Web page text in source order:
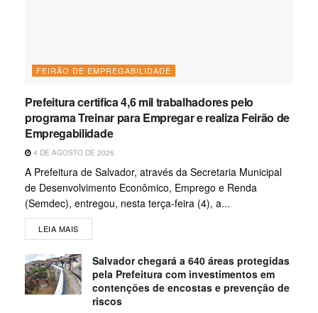
FEIRÃO DE EMPREGABILIDADE
Prefeitura certifica 4,6 mil trabalhadores pelo
programa Treinar para Empregar e realiza Feirão de
Empregabilidade
4 DE AGOSTO DE 2026
A Prefeitura de Salvador, através da Secretaria Municipal
de Desenvolvimento Econômico, Emprego e Renda
(Semdec), entregou, nesta terça-feira (4), a...
LEIA MAIS
Salvador chegará a 640 áreas protegidas
pela Prefeitura com investimentos em
contenções de encostas e prevenção de
riscos